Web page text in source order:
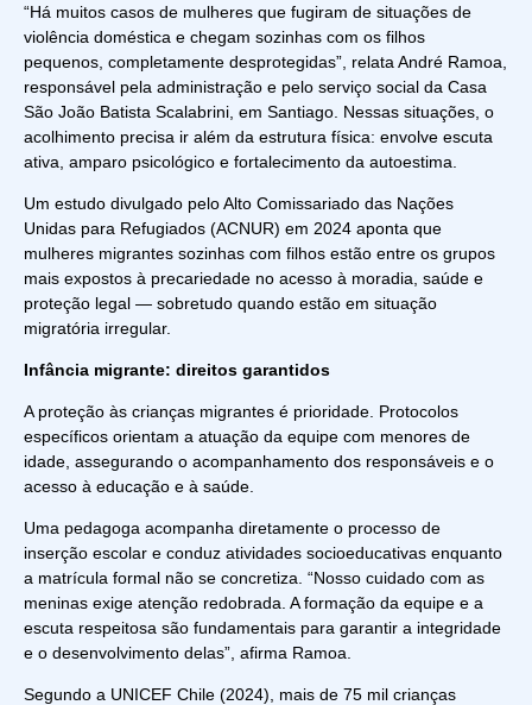
“Há muitos casos de mulheres que fugiram de situações de
violência doméstica e chegam sozinhas com os filhos
pequenos, completamente desprotegidas”, relata André Ramoa,
responsável pela administração e pelo serviço social da Casa
São João Batista Scalabrini, em Santiago. Nessas situações, o
acolhimento precisa ir além da estrutura física: envolve escuta
ativa, amparo psicológico e fortalecimento da autoestima.
Um estudo divulgado pelo Alto Comissariado das Nações
Unidas para Refugiados (ACNUR) em 2024 aponta que
mulheres migrantes sozinhas com filhos estão entre os grupos
mais expostos à precariedade no acesso à moradia, saúde e
proteção legal — sobretudo quando estão em situação
migratória irregular.
Infância migrante: direitos garantidos
A proteção às crianças migrantes é prioridade. Protocolos
específicos orientam a atuação da equipe com menores de
idade, assegurando o acompanhamento dos responsáveis e o
acesso à educação e à saúde.
Uma pedagoga acompanha diretamente o processo de
inserção escolar e conduz atividades socioeducativas enquanto
a matrícula formal não se concretiza. “Nosso cuidado com as
meninas exige atenção redobrada. A formação da equipe e a
escuta respeitosa são fundamentais para garantir a integridade
e o desenvolvimento delas”, afirma Ramoa.
Segundo a UNICEF Chile (2024), mais de 75 mil crianças